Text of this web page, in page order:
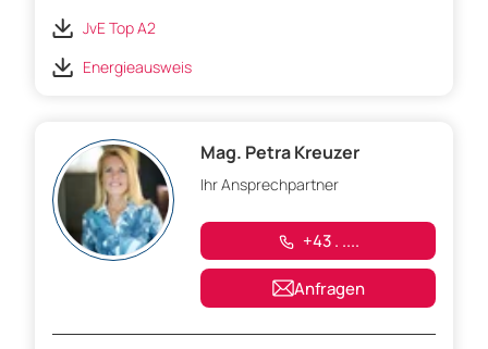
JvE Top A2
Energieausweis
Mag. Petra Kreuzer
Ihr Ansprechpartner
+43 . ....
Anfragen